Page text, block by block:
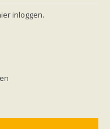
inloggen.